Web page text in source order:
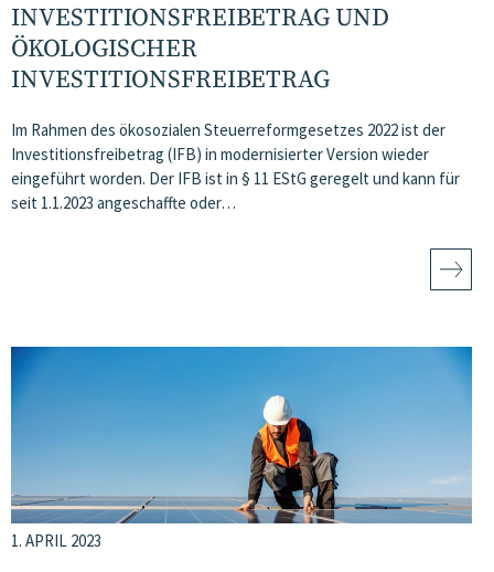
INVESTITIONSFREIBETRAG UND
ÖKOLOGISCHER
INVESTITIONSFREIBETRAG
Im Rahmen des ökosozialen Steuerreformgesetzes 2022 ist der
Investitionsfreibetrag (IFB) in modernisierter Version wieder
eingeführt worden. Der IFB ist in § 11 EStG geregelt und kann für
seit 1.1.2023 angeschaffte oder…
1. APRIL 2023